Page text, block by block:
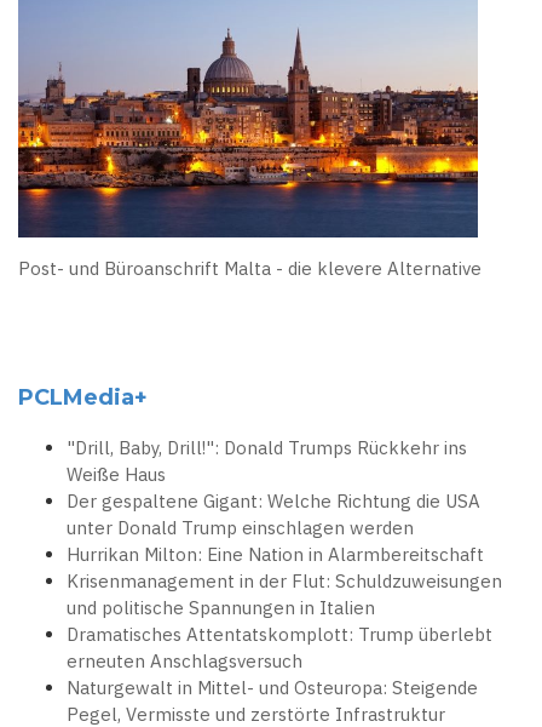
Post- und Büroanschrift Malta - die klevere Alternative
PCLMedia+
"Drill, Baby, Drill!": Donald Trumps Rückkehr ins
Weiße Haus
Der gespaltene Gigant: Welche Richtung die USA
unter Donald Trump einschlagen werden
Hurrikan Milton: Eine Nation in Alarmbereitschaft
Krisenmanagement in der Flut: Schuldzuweisungen
und politische Spannungen in Italien
Dramatisches Attentatskomplott: Trump überlebt
erneuten Anschlagsversuch
Naturgewalt in Mittel- und Osteuropa: Steigende
Pegel, Vermisste und zerstörte Infrastruktur